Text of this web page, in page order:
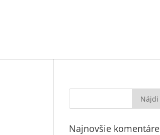
Najnovšie komentáre